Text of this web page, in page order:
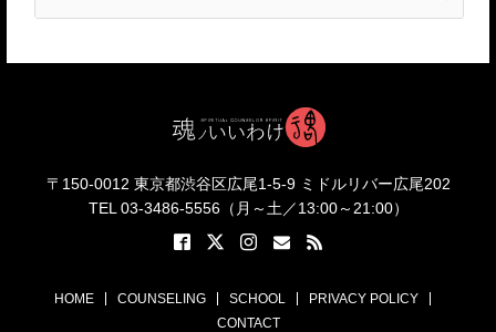
〒150-0012 東京都渋谷区広尾1-5-9 ミドルリバー広尾202
TEL 03-3486-5556（月～土／13:00～21:00）
HOME COUNSELING SCHOOL
PRIVACY POLICY
CONTACT